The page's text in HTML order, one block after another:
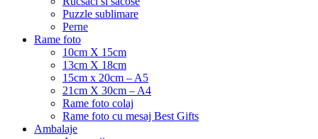
Puzzle sublimare
Perne
Rame foto
10cm X 15cm
13cm X 18cm
15cm x 20cm – A5
21cm X 30cm – A4
Rame foto colaj
Rame foto cu mesaj Best Gifts
Ambalaje